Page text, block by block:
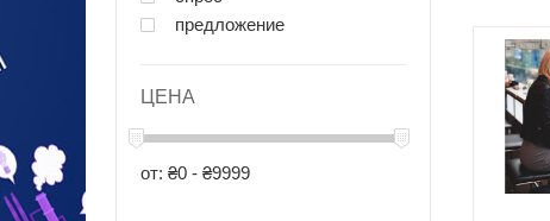
предложение
ЦЕНА
от: ₴0 - ₴9999